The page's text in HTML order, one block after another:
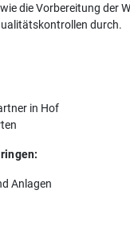
die Vorbereitung der
durch.
in Hof
Anlagen